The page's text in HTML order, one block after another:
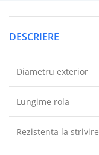
DESCRIERE
Diametru exterior
Lungime rola
Rezistenta la strivire